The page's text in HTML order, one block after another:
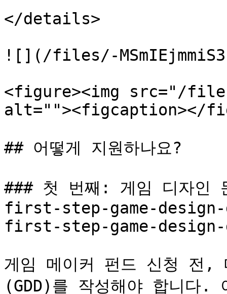
</details>
![](/files/-
<figure><img src="/files/
alt=""><figcaption></
## 어떻게 지원하나요?
### 첫 번째: 게임 디자
first-step-game-
first-step-game-design-
게임 메이커 펀드 신청 전,
(GDD)를 작성해야 합니다.